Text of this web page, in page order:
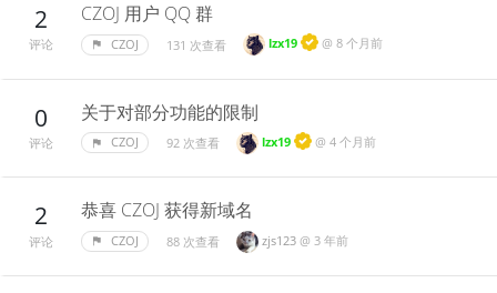
2
评论
CZOJ 用户 QQ 群
CZOJ 131 次查看 lzx19 @ 8 个月前
0
评论
关于对部分功能的限制
CZOJ 92 次查看 lzx19 @ 4 个月前
2
评论
恭喜 CZOJ 获得新域名
CZOJ 88 次查看 zjs123 @ 3 年前